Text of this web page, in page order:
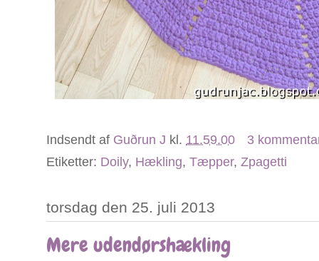
Indsendt af Guðrun J kl. 11.59.00
3
Etiketter: Doily, Hækling, Tæpper, Zpagetti
torsdag den 25. juli 2013
Mere udendørshækling